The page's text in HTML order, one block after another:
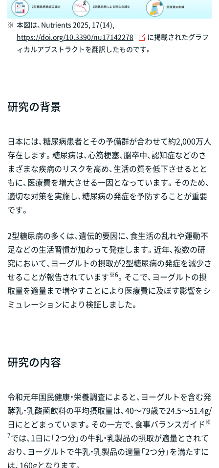
※ 本図は、Nutrients 2025, 17(14),
https://doi.org/10.3390/nu17142278
に掲載されたグラフ
ィカルアブストラクトを翻訳したものです。
研究の背景
日本には、糖尿病患者とその予備群が合わせて約2,000万人
存在します。糖尿病は、心筋梗塞、脳卒中、認知症などのさ
まざまな疾病のリスクを高め、生活の質を低下させるとと
もに、医療費を増大させる一因となっています。そのため、
適切な対策を実施し、糖尿病の発症を予防することが重要
です。
2型糖尿病の多くは、遺伝的要因に、食生活の乱れや運動不
足などの生活習慣が加わって発症します。近年、複数の研
究において、ヨーグルトの摂取が2型糖尿病の発症を減少さ
せることが報告されています※6。そこで、ヨーグルトの摂
取量を適量まで増やすことにより医療費に及ぼす影響をシ
ミュレーションにより検証しました。
研究の内容
令和元年国民健康・栄養調査によると、ヨーグルトを含む発
酵乳・乳酸菌飲料の平均摂取量は、40～79歳で24.5～51.4g/
日にとどまっています。その一方で、食事バランスガイド※
7では、1日に「2つ分」の牛乳・乳製品の摂取が適量とされて
おり、ヨーグルトで牛乳・乳製品の適量「2つ分」を満たすに
は、160gとなります。